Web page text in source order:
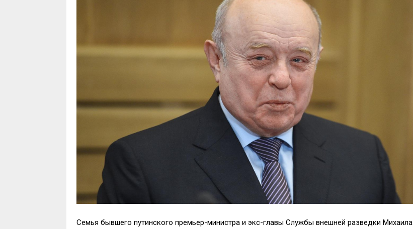
Семья бывшего путинского премьер-министра и экс-главы Службы внешней разведки Михаила